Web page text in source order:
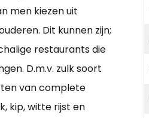
men kiezen uit
Dit kunnen zijn;
restaurants die
D.m.v. zulk soort
van complete
kip, witte rijst en